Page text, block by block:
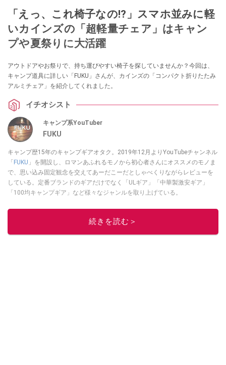
「えっ、これ椅子なの!?」スマホ並みに軽
いカインズの「超軽量チェア」はキャン
プや夏祭りに大活躍
アウトドアやお祭りで、持ち運びやすい椅子を探していませんか？今回は、
キャンプ道具に詳しい「FUKU」さんが、カインズの「コンパクト折りたたみ
アルミチェア」を紹介してくれました。
イチオシスト
キャンプ系YouTuber
FUKU
キャンプ歴15年のキャンプギアオタク。2019年12月よりYouTubeチャンネル
「FUKU 」を開設し、ロマンあふれるモノから初心者さんにオススメのモノま
で、思い込み固定観念を交えてあーだこーだとしゃべくりながらレビューを
している。定番ブランドのギアだけでなく「ULギア」「中華製激安ギア」
「100均キャンプギア」など様々なジャンルを取り上げている。
このイチオシストの他の記事を読む
続きを読む＞